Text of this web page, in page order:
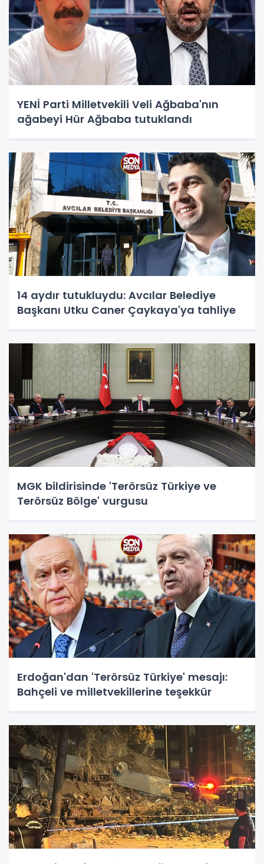
YENİ Parti Milletvekili Veli Ağbaba'nın
ağabeyi Hür Ağbaba tutuklandı
14 aydır tutukluydu: Avcılar Belediye
Başkanı Utku Caner Çaykaya'ya tahliye
MGK bildirisinde 'Terörsüz Türkiye ve
Terörsüz Bölge' vurgusu
Erdoğan'dan 'Terörsüz Türkiye' mesajı:
Bahçeli ve milletvekillerine teşekkür